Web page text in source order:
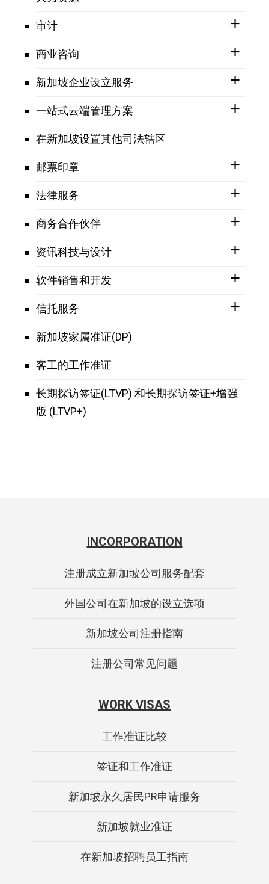
审计
商业咨询
新加坡企业设立服务
一站式云端管理方案
在新加坡设置其他司法辖区
邮票印章
法律服务
商务合作伙伴
资讯科技与设计
软件销售和开发
信托服务
新加坡家属准证(DP)
客工的工作准证
长期探访签证(LTVP) 和长期探访签证+增强
版 (LTVP+)
INCORPORATION
注册成立新加坡公司服务配套
外国公司在新加坡的设立选项
新加坡公司注册指南
注册公司常见问题
WORK VISAS
工作准证比较
签证和工作准证
新加坡永久居民PR申请服务
新加坡就业准证
在新加坡招聘员工指南